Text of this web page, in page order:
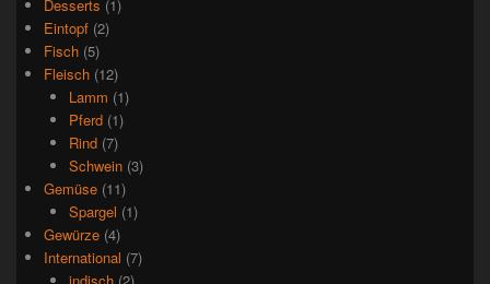
Desserts (1)
Eintopf (2)
Fisch (5)
Fleisch (12)
Lamm (1)
Pferd(1)
Rind(7)
Schwein(3)
Gemüse (11)
Spargel (1)
Gewürze (4)
International (7)